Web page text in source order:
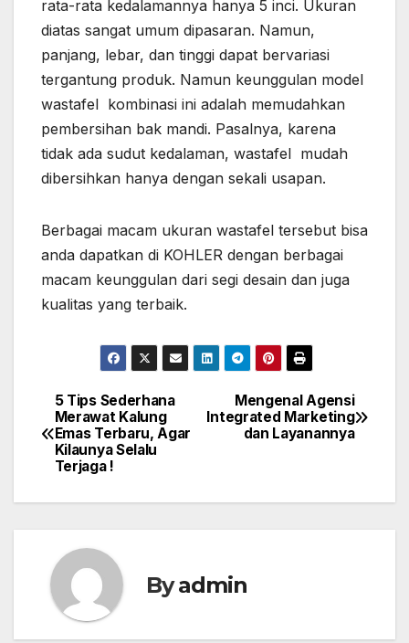
rata-rata kedalamannya hanya 5 inci. Ukuran
diatas sangat umum dipasaran. Namun,
panjang, lebar, dan tinggi dapat bervariasi
tergantung produk. Namun keunggulan model
wastafel kombinasi ini adalah memudahkan
pembersihan bak mandi. Pasalnya, karena
tidak ada sudut kedalaman, wastafel mudah
dibersihkan hanya dengan sekali usapan.
Berbagai macam ukuran wastafel tersebut bisa
anda dapatkan di KOHLER dengan berbagai
macam keunggulan dari segi desain dan juga
kualitas yang terbaik.
Post
navigation
Mengenal Agensi
Integrated Marketing
dan Layanannya
5 Tips Sederhana
Merawat Kalung
Emas Terbaru, Agar
Kilaunya Selalu
Terjaga !
Byadmin